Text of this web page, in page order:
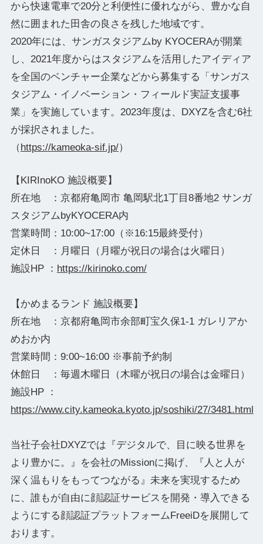
から快速電車で20分と利便性に優れながら、豊かな自
然に囲まれた田舎の良さを残した地域です。
2020年には、サンガスタジアムby KYOCERAが開業
し、2021年度からはスタジアムを活用したアイディア
を全国のベンチャー企業などから募集する「サンガス
タジアム・イノベーション・フィールド実証支援事
業」を実施しています。2023年度は、DXYZを含む6社
が採択されました。
（ https://kameoka-sif.jp/）
【KIRInoKO 施設概要】
所在地 ：京都府亀岡市 亀岡駅北1丁目8番地2 サンガ
スタジアムbyKYOCERA内
営業時間：10:00~17:00（※16:15最終受付）
定休日 ：月曜日（月曜が祝日の場合は火曜日）
施設HP ： https://kirinoko.com/
【かめまるランド 施設概要】
所在地 ：京都府亀岡市余部町宝久保1-1 ガレリアか
めおか内
営業時間：9:00~16:00 ※事前予約制
休館日 ：毎週木曜日（木曜が祝日の場合は金曜日）
施設HP ：
https://www.city.kameoka.kyoto.jp/soshiki/27/3481.html
当社子会社DXYZでは『デジタルで、目に映る世界を
より豊かに。』を会社のMissionに掲げ、『人と人が
深く温もりをもってつながる』未来を実現するため
に、誰もが自由に顔認証サービスを開発・導入できる
ようにする顔認証プラットフォームFreeiDを展開して
おります。